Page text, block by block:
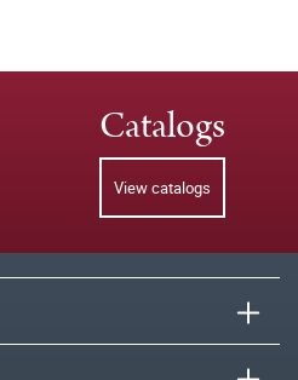
Catalogs
View catalogs